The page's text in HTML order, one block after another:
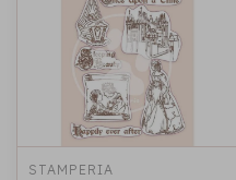
STAMPERIA